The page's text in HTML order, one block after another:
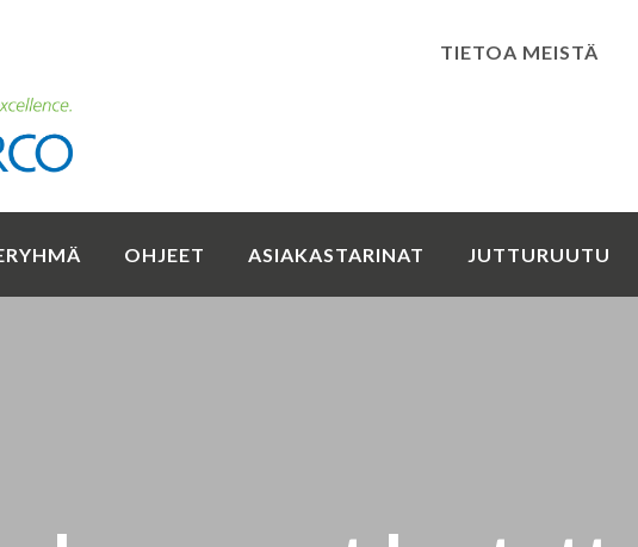
TIETOA MEISTÄ
OHJEET ASIAKASTARINAT JUTTURUUTU